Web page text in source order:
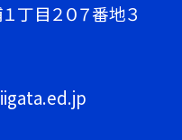
丁目２０７番地３